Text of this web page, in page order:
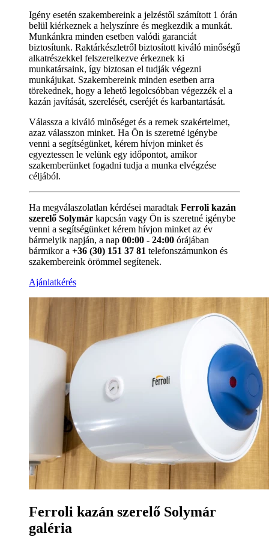
Igény esetén szakembereink a jelzéstől számított 1 órán
belül kiérkeznek a helyszínre és megkezdik a munkát.
Munkánkra minden esetben valódi garanciát
biztosítunk. Raktárkészletről biztosított kiváló minőségű
alkatrészekkel felszerelkezve érkeznek ki
munkatársaink, így biztosan el tudják végezni
munkájukat. Szakembereink minden esetben arra
törekednek, hogy a lehető legolcsóbban végezzék el a
kazán javítását, szerelését, cseréjét és karbantartását.
Válassza a kiváló minőséget és a remek szakértelmet,
azaz válasszon minket. Ha Ön is szeretné igénybe
venni a segítségünket, kérem hívjon minket és
egyeztessen le velünk egy időpontot, amikor
szakemberünket fogadni tudja a munka elvégzése
céljából.
Ha megválaszolatlan kérdései maradtak Ferroli kazán
szerelő Solymár kapcsán vagy Ön is szeretné igénybe
venni a segítségünket kérem hívjon minket az év
bármelyik napján, a nap 00:00 - 24:00 órájában
bármikor a +36 (30) 151 37 81 telefonszámunkon és
szakembereink örömmel segítenek.
Ajánlatkérés
Ferroli kazán szerelő Solymár
galéria